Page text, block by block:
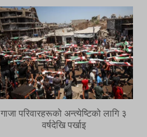
गाजा परिवारहरूको अन्त्येष्टिको लागि ३
वर्षदेखि पर्खाइ